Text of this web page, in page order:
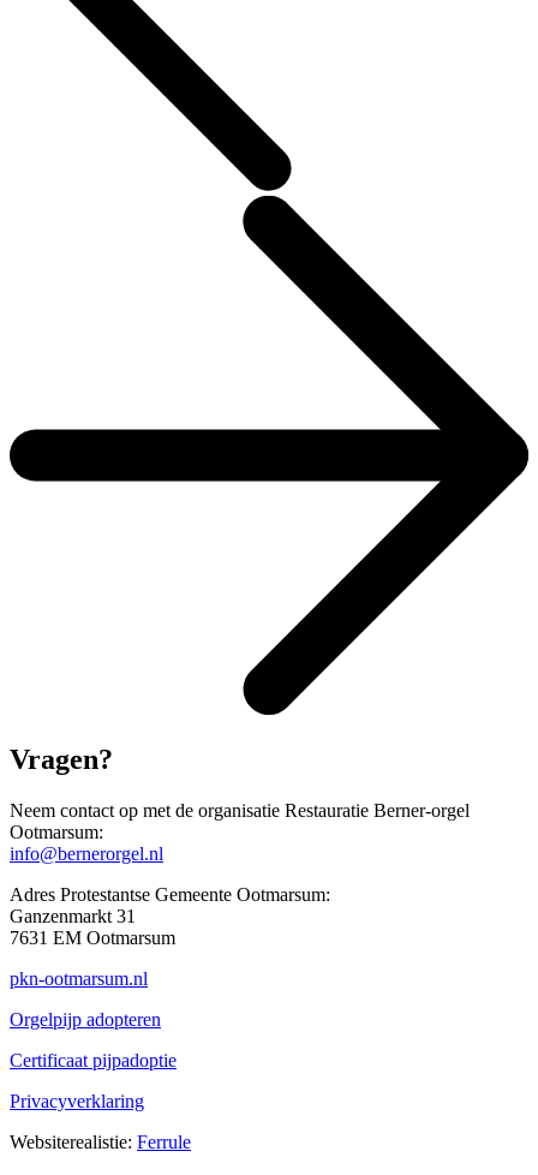
Vragen?
Neem contact op met de organisatie Restauratie Berner-orgel
Ootmarsum:
info@bernerorgel.nl
Adres Protestantse Gemeente Ootmarsum:
Ganzenmarkt 31
7631 EM Ootmarsum
pkn-ootmarsum.nl
Orgelpijp adopteren
Certificaat pijpadoptie
Privacyverklaring
Websiterealistie: Ferrule